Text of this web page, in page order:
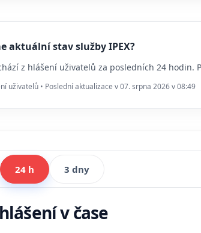
aktuální stav služby IPEX?
z hlášení uživatelů za posledních 24
uživatelů • Poslední aktualizace v 07. srpna 2026 v 08:49
24 h 3 dny
v čase